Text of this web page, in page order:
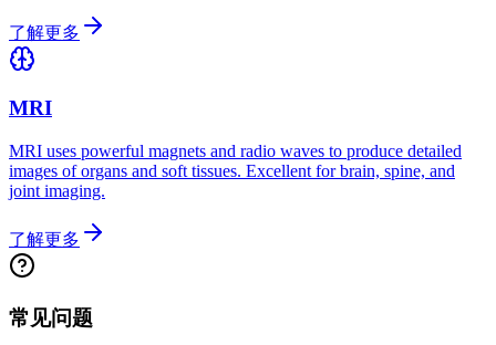
了解更多
MRI
MRI uses powerful magnets and radio waves to produce detailed
images of organs and soft tissues. Excellent for brain, spine, and
joint imaging.
了解更多
常见问题